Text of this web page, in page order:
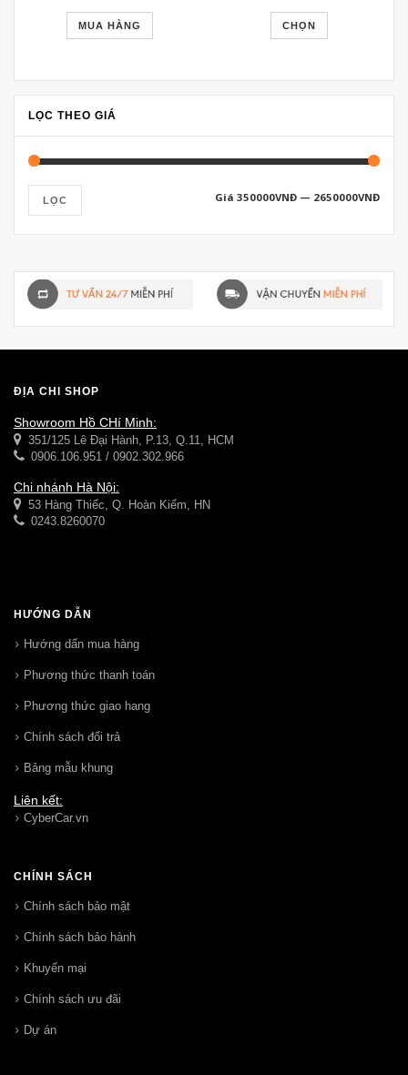
MUA HÀNG CHỌN
LỌC THEO GIÁ
LỌC Giá 350000VNĐ — 2650000VNĐ
ĐỊA CHỈ SHOP
Showroom Hồ CHí Minh:
351/125 Lê Đại Hành, P.13, Q.11, HCM
0906.106.951 / 0902.302.966
Chi nhánh Hà Nội:
53 Hàng Thiếc, Q. Hoàn Kiếm, HN
0243.8260070
HƯỚNG DẪN
Hướng dẩn mua hàng
Phương thức thanh toán
Phương thức giao hang
Chính sách đổi trả
Bảng mẫu khung
Liên kết:
CyberCar.vn
CHÍNH SÁCH
Chính sách bảo mật
Chính sách bảo hành
Khuyến mại
Chính sách ưu đãi
Dự án